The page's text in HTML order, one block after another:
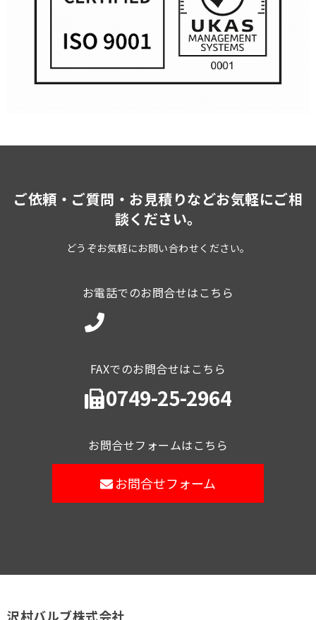
ご依頼・ご質問・お見積りなどお気軽にご相
談ください。
どうぞお気軽にお問い合わせください。
お電話でのお問合せはこちら
FAXでのお問合せはこちら
0749-25-2964
お問合せフォームはこちら
お問合せフォーム
沢村バルブ株式会社